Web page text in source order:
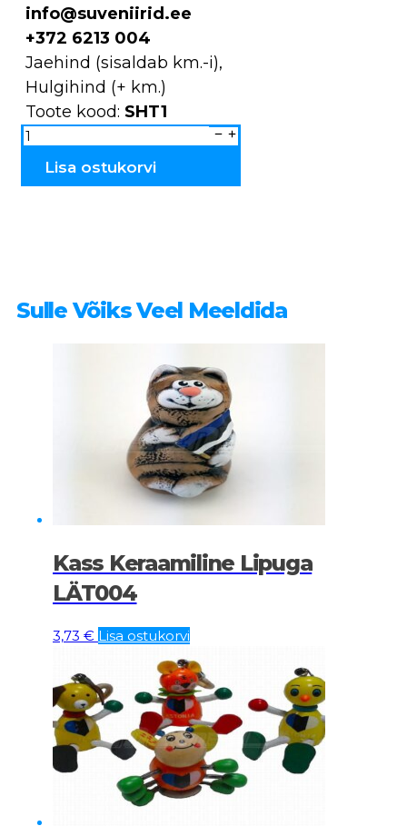
info@suveniirid.ee
+372 6213 004
Jaehind (sisaldab km.-i),
Hulgihind (+ km.)
Toote kood: SHT1
Paberihoidja
loomafiguuriga
SHT1
Lisa ostukorvi
Sulle Võiks Veel Meeldida
Kass Keraamiline Lipuga
LÄT004
3,73 € Lisa ostukorvi